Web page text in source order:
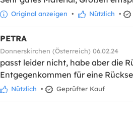
Original anzeigen • Nützlich •
PETRA
Donnerskirchen (Österreich) 06.02.24
passt leider nicht, habe aber die
Entgegenkommen für eine
Nützlich • Geprüfter Kauf